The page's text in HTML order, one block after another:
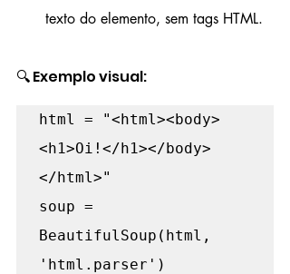
texto do elemento, sem tags HTML.
🔍 Exemplo visual:
html = "<html><body>
<h1>Oi!</h1></body>
</html>"
soup =
BeautifulSoup(html,
'html.parser')